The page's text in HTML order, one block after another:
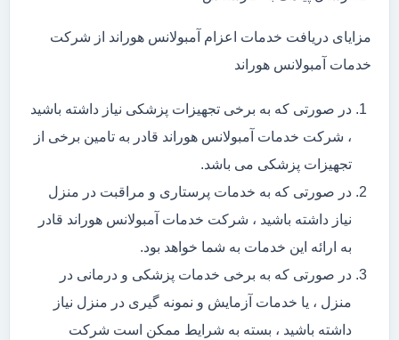
مزایای دریافت خدمات اعزام آمبولانس هوراند از شرکت
خدمات آمبولانس هوراند
در صورتی که به برخی تجهیزات پزشکی نیاز داشته باشید
، شرکت خدمات آمبولانس هوراند قادر به تامین برخی از
تجهیزات پزشکی می باشد.
در صورتی که به خدمات پرستاری و مراقبت در منزل
نیاز داشته باشید ، شرکت خدمات آمبولانس هوراند قادر
به ارائه این خدمات به شما خواهد بود.
در صورتی که به برخی خدمات پزشکی و درمانی در
منزل ، یا خدمات آزمایش و نمونه گیری در منزل نیاز
داشته باشید ، بسته به شرایط ممکن است شرکت